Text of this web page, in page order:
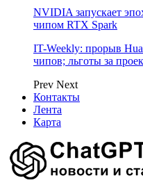
NVIDIA запускает
чипом RTX Spark
IT-Weekly: прорыв
чипов; льготы за
Prev Next
Контакты
Лента
Карта